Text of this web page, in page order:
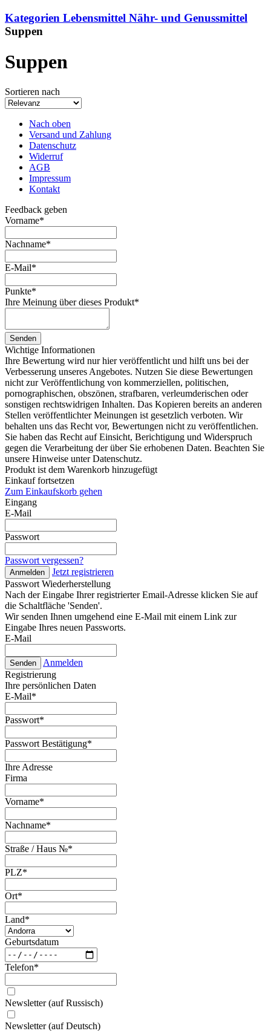
Kategorien Lebensmittel Nähr- und Genussmittel
Suppen
Suppen
Sortieren nach
Nach oben
Versand und Zahlung
Datenschutz
Widerruf
AGB
Impressum
Kontakt
Feedback geben
Vorname*
Nachname*
E-Mail*
Punkte*
Ihre Meinung über dieses Produkt*
Senden
Wichtige Informationen
Ihre Bewertung wird nur hier veröffentlicht und hilft uns bei der
Verbesserung unseres Angebotes. Nutzen Sie diese Bewertungen
nicht zur Veröffentlichung von kommerziellen, politischen,
pornographischen, obszönen, strafbaren, verleumderischen oder
sonstigen rechtswidrigen Inhalten. Das Kopieren bereits an anderen
Stellen veröffentlichter Meinungen ist gesetzlich verboten. Wir
behalten uns das Recht vor, Bewertungen nicht zu veröffentlichen.
Sie haben das Recht auf Einsicht, Berichtigung und Widerspruch
gegen die Verarbeitung der über Sie erhobenen Daten. Beachten Sie
unsere Hinweise unter Datenschutz.
Produkt ist dem Warenkorb hinzugefügt
Einkauf fortsetzen
Zum Einkaufskorb gehen
Eingang
E-Mail
Passwort
Passwort vergessen?
Anmelden
Jetzt registrieren
Passwort Wiederherstellung
Nach der Eingabe Ihrer registrierter Email-Adresse klicken Sie auf
die Schaltfläche 'Senden'.
Wir senden Ihnen umgehend eine E-Mail mit einem Link zur
Eingabe Ihres neuen Passworts.
E-Mail
Senden
Anmelden
Registrierung
Ihre persönlichen Daten
E-Mail*
Passwort*
Passwort Bestätigung*
Ihre Adresse
Firma
Vorname*
Nachname*
Straße / Haus №*
PLZ*
Ort*
Land*
Geburtsdatum
Telefon*
Newsletter (auf Russisch)
Newsletter (auf Deutsch)